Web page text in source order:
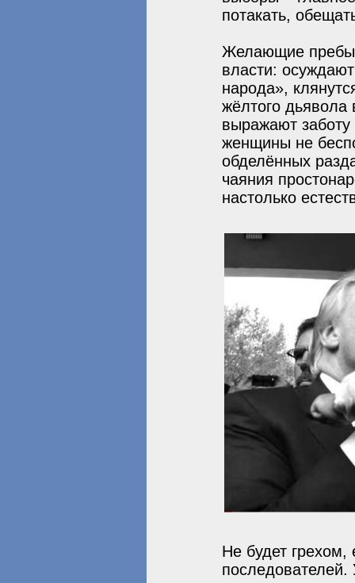
потакать,
Желающие
власти:
народа»,
жёлтого
выражают заботу
женщины не
обделённых
чаяния
настолько
Не будет
последователей.